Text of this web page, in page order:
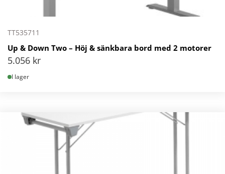
TT535711
Up & Down Two – Höj & sänkbara bord med 2 motorer
5.056 kr
I lager